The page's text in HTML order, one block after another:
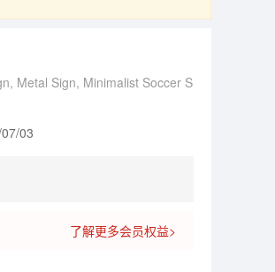
Metal Sign, Minimalist Soccer S
03
了解更多会员权益>